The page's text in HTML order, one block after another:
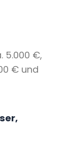
5.000 €,
€ und